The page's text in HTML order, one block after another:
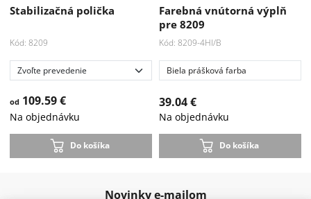
Stabilizačná polička
Kód: 8209
od109.59 €
Na objednávku
Do košíka
Farebná vnútorná výplň
pre 8209
Kód: 8209-4HI/B
Biela prášková farba
39.04 €
Na objednávku
Do košíka
Novinky e-mailom